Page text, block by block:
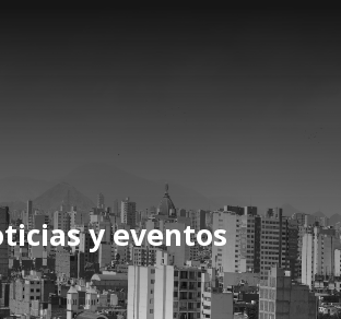
y eventos